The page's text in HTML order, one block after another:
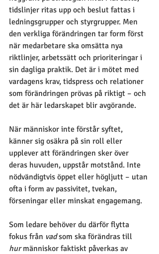
tidslinjer ritas upp och beslut fattas i
ledningsgrupper och styrgrupper. Men
den verkliga förändringen tar form först
när medarbetare ska omsätta nya
riktlinjer, arbetssätt och prioriteringar i
sin dagliga praktik. Det är i mötet med
vardagens krav, tidspress och relationer
som förändringen prövas på riktigt – och
det är här ledarskapet blir avgörande.
När människor inte förstår syftet,
känner sig osäkra på sin roll eller
upplever att förändringen sker över
deras huvuden, uppstår motstånd. Inte
nödvändigtvis öppet eller högljutt – utan
ofta i form av passivitet, tvekan,
förseningar eller minskat engagemang.
Som ledare behöver du därför flytta
fokus från vad som ska förändras till
hur människor faktiskt påverkas av